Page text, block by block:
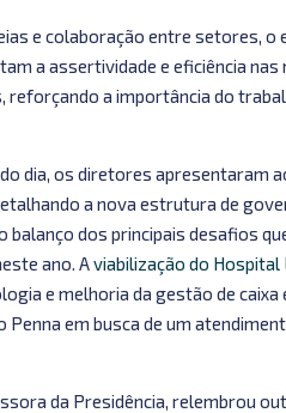
e colaboração entre setores,
a assertividade e eficiência
a importância do
dia, os diretores apresentaram
a nova estrutura de
balanço dos principais desafios
ano. Aviabilização do Hospital
e melhoria da gestão de
em busca de um
da Presidência, relembrou